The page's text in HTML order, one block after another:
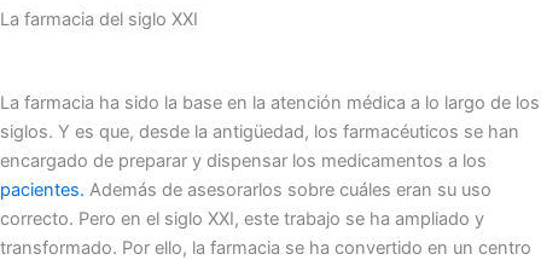
La farmacia del siglo XXI
La farmacia ha sido la base en la atención médica a lo largo de los
siglos. Y es que, desde la antigüedad, los farmacéuticos se han
encargado de preparar y dispensar los medicamentos a los
pacientes. Además de asesorarlos sobre cuáles eran su uso
correcto. Pero en el siglo XXI, este trabajo se ha ampliado y
transformado. Por ello, la farmacia se ha convertido en un centro